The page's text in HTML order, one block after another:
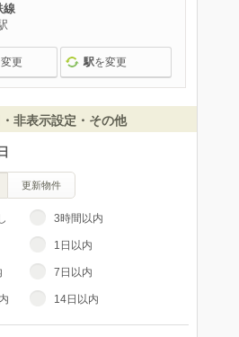
線
更 駅を変更
非表示設定・その他
更新物件
3時間以内
1日以内
7日以内
14日以内